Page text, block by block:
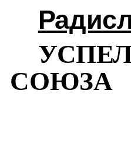
СОЮЗА